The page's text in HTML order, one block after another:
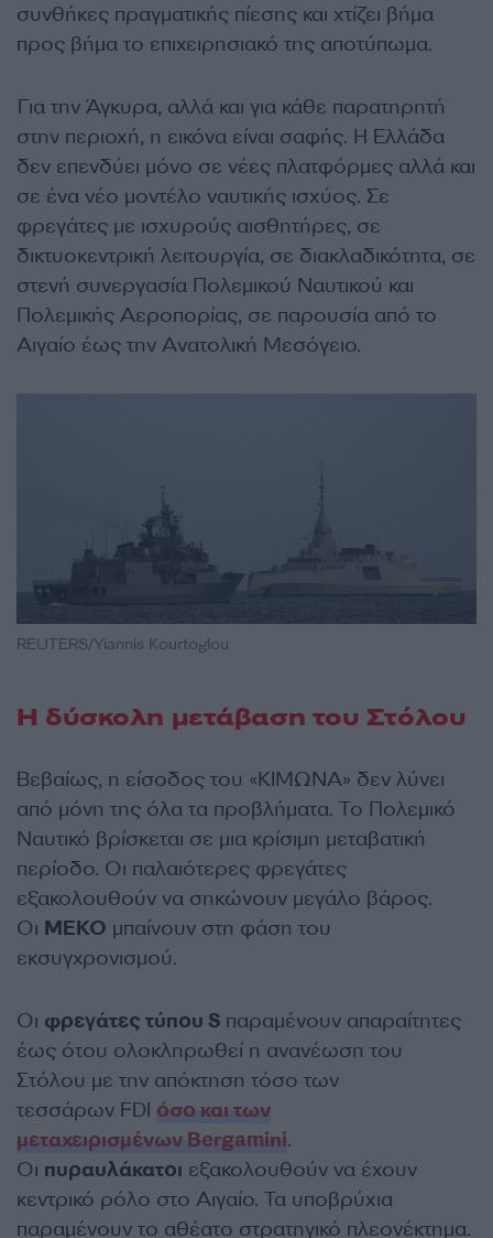
συνθήκες πραγματικής πίεσης και χτίζει βήμα
προς βήμα το επιχειρησιακό της αποτύπωμα.
Για την Άγκυρα, αλλά και για κάθε παρατηρητή
στην περιοχή, η εικόνα είναι σαφής. Η Ελλάδα
δεν επενδύει μόνο σε νέες πλατφόρμες αλλά και
σε ένα νέο μοντέλο ναυτικής ισχύος. Σε
φρεγάτες με ισχυρούς αισθητήρες, σε
δικτυοκεντρική λειτουργία, σε διακλαδικότητα, σε
στενή συνεργασία Πολεμικού Ναυτικού και
Πολεμικής Αεροπορίας, σε παρουσία από το
Αιγαίο έως την Ανατολική Μεσόγειο.
REUTERS/Yiannis Kourtoglou
Η δύσκολη μετάβαση του Στόλου
Βεβαίως, η είσοδος του «ΚΙΜΩΝΑ» δεν λύνει
από μόνη της όλα τα προβλήματα. Το Πολεμικό
Ναυτικό βρίσκεται σε μια κρίσιμη μεταβατική
περίοδο. Οι παλαιότερες φρεγάτες
εξακολουθούν να σηκώνουν μεγάλο βάρος.
Οι ΜΕΚΟ μπαίνουν στη φάση του
εκσυγχρονισμού.
Οι φρεγάτες τύπου S παραμένουν απαραίτητες
έως ότου ολοκληρωθεί η ανανέωση του
Στόλου με την απόκτηση τόσο των
τεσσάρων FDI όσο και των
μεταχειρισμένων Bergamini.
Οι πυραυλάκατοι εξακολουθούν να έχουν
κεντρικό ρόλο στο Αιγαίο. Τα υποβρύχια
παραμένουν το αθέατο στρατηγικό πλεονέκτημα.